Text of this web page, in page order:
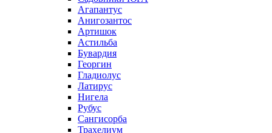
Агапантус
Анигозантос
Артишок
Астильба
Бувардия
Георгин
Гладиолус
Латирус
Нигела
Рубус
Сангисорба
Трахелиум